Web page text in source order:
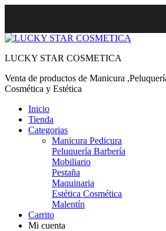
LUCKY STAR COSMETICA
Venta de productos de Manicura
Cosmética y Estética
Inicio
Tienda
Categorias
Manicura Pedicura
Peluquería Barbería
Mobiliario
Pestaña
Maquinaria
Estética Cosmética
Malentín
Carrito
Mi cuenta